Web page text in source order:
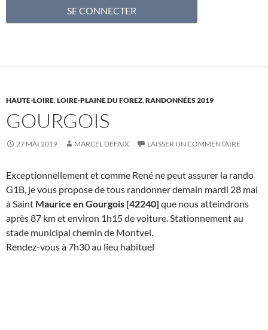
HAUTE-LOIRE,LOIRE-PLAINE DU FOREZ,RANDONNÉES 2019
GOURGOIS
27 MAI 2019 MARCEL DEFAIX LAISSER UN COMMENTAIRE
Exceptionnellement et comme René ne peut assurer la rando
G1B, je vous propose de tous randonner demain mardi 28 mai
à Saint Maurice en Gourgois [42240] que nous atteindrons
après 87 km et environ 1h15 de voiture. Stationnement au
stade municipal chemin de Montvel.
Rendez-vous à 7h30 au lieu habituel